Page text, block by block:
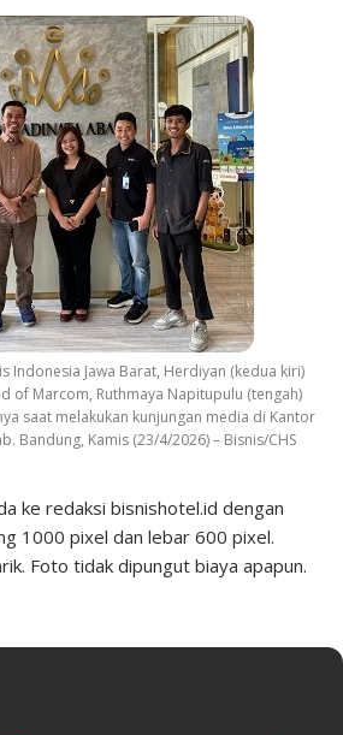
Indonesia Jawa Barat, Herdiyan (kedua kiri)
of Marcom, Ruthmaya Napitupulu (tengah)
saat melakukan kunjungan media di Kantor
Bandung, Kamis (23/4/2026) – Bisnis/CHS
ke redaksi bisnishotel.id dengan
1000 pixel dan lebar 600 pixel.
Foto tidak dipungut biaya apapun.